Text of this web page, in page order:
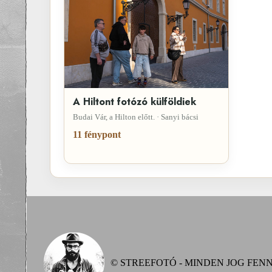
A Hiltont fotózó külföldiek
Budai Vár, a Hilton előtt. · Sanyi bácsi
11 fénypont
© STREEFOTÓ - MINDEN JOG